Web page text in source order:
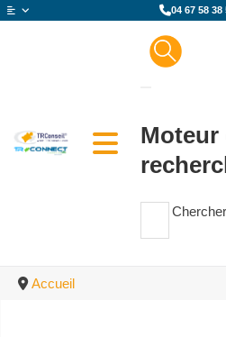
04 67 58 38
Moteur
Chercher
Accueil